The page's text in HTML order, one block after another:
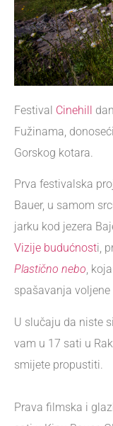
Festival Cinehill
Fužinama,
Gorskog kotara.
Prva festivalska
Bauer, u samom
jarku kod jezera
Vizije budućnosti,
Plastično nebo,
spašavanja
U slučaju da niste
vam u 17 sati u
smijete propustiti.
Prava filmska i